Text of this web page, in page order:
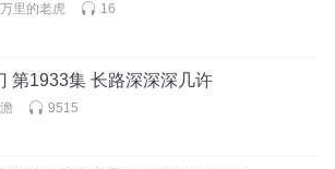
里的老虎 16
第1933集 长路深深深几许
9515